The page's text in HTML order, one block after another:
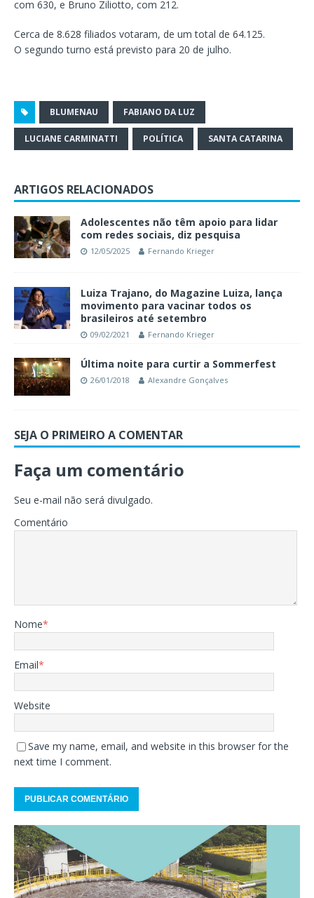
com 630, e Bruno Ziliotto, com 212.
Cerca de 8.628 filiados votaram, de um total de 64.125.
O segundo turno está previsto para 20 de julho.
BLUMENAU FABIANO DA LUZ
LUCIANE CARMINATTI POLÍTICA SANTA CATARINA
ARTIGOS RELACIONADOS
Adolescentes não têm apoio para lidar
com redes sociais, diz pesquisa
12/05/2025 Fernando Krieger
Luiza Trajano, do Magazine Luiza, lança
movimento para vacinar todos os
brasileiros até setembro
09/02/2021 Fernando Krieger
Última noite para curtir a Sommerfest
26/01/2018 Alexandre Gonçalves
SEJA O PRIMEIRO A COMENTAR
Faça um comentário
Seu e-mail não será divulgado.
Comentário
Nome*
Email*
Website
Save my name, email, and website in this browser for the
next time I comment.